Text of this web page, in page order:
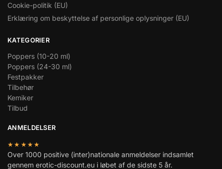
Cookie-politik (EU)
Erklæring om beskyttelse af personlige oplysninger (EU)
KATEGORIER
Poppers (10-20 ml)
Poppers (24-30 ml)
Festpakker
Tilbehør
Kemiker
Tilbud
ANMELDELSER
★★★★★
Over 1000 positive (inter)nationale anmeldelser indsamlet
gennem erotic-discount.eu i løbet af de sidste 5 år.